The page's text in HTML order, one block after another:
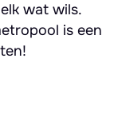
wat wils.
is een